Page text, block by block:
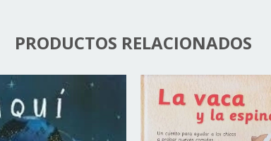
PRODUCTOS RELACIONADOS